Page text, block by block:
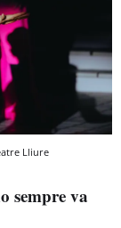
Lliure
sempre va